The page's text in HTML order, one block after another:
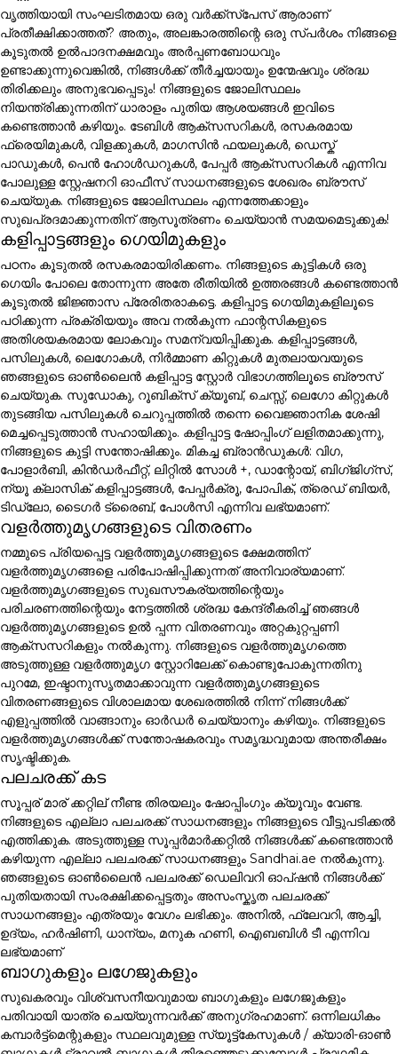
വൃത്തിയായി സംഘടിതമായ ഒരു വർക്ക്സ്പേസ് ആരാണ്
പ്രതീക്ഷിക്കാത്തത്? അതും, അലങ്കാരത്തിന്റെ ഒരു സ്പർശം നിങ്ങളെ
കൂടുതൽ ഉൽപാദനക്ഷമവും അർപ്പണബോധവും
ഉണ്ടാക്കുന്നുവെങ്കിൽ, നിങ്ങൾക്ക് തീർച്ചയായും ഉന്മേഷവും ശ്രദ്ധ
തിരിക്കലും അനുഭവപ്പെടും! നിങ്ങളുടെ ജോലിസ്ഥലം
നിയന്ത്രിക്കുന്നതിന് ധാരാളം പുതിയ ആശയങ്ങൾ ഇവിടെ
കണ്ടെത്താൻ കഴിയും. ടേബിൾ ആക്സസറികൾ, രസകരമായ
ഫ്രെയിമുകൾ, വിളക്കുകൾ, മാഗസിൻ ഫയലുകൾ, ഡെസ്ക്
പാഡുകൾ, പെൻ ഹോൾഡറുകൾ, പേപ്പർ ആക്സസറികൾ എന്നിവ
പോലുള്ള സ്റ്റേഷനറി ഓഫീസ് സാധനങ്ങളുടെ ശേഖരം ബ്രൗസ്
ചെയ്യുക. നിങ്ങളുടെ ജോലിസ്ഥലം എന്നത്തേക്കാളും
സുഖപ്രദമാക്കുന്നതിന് ആസൂത്രണം ചെയ്യാൻ സമയമെടുക്കുക!
കളിപ്പാട്ടങ്ങളും ഗെയിമുകളും
പഠനം കൂടുതൽ രസകരമായിരിക്കണം. നിങ്ങളുടെ കുട്ടികൾ ഒരു
ഗെയിം പോലെ തോന്നുന്ന അതേ രീതിയിൽ ഉത്തരങ്ങൾ കണ്ടെത്താൻ
കൂടുതൽ ജിജ്ഞാസ പ്രേരിതരാകട്ടെ. കളിപ്പാട്ട ഗെയിമുകളിലൂടെ
പഠിക്കുന്ന പ്രക്രിയയും അവ നൽകുന്ന ഫാന്റസികളുടെ
അതിശയകരമായ ലോകവും സമന്വയിപ്പിക്കുക. കളിപ്പാട്ടങ്ങൾ,
പസിലുകൾ, ലെഗോകൾ, നിർമ്മാണ കിറ്റുകൾ മുതലായവയുടെ
ഞങ്ങളുടെ ഓൺലൈൻ കളിപ്പാട്ട സ്റ്റോർ വിഭാഗത്തിലൂടെ ബ്രൗസ്
ചെയ്യുക. സുഡോകു, റൂബിക്സ് ക്യൂബ്, ചെസ്സ്, ലെഗോ കിറ്റുകൾ
തുടങ്ങിയ പസിലുകൾ ചെറുപ്പത്തിൽ തന്നെ വൈജ്ഞാനിക ശേഷി
മെച്ചപ്പെടുത്താൻ സഹായിക്കും. കളിപ്പാട്ട ഷോപ്പിംഗ് ലളിതമാക്കുന്നു,
നിങ്ങളുടെ കുട്ടി സന്തോഷിക്കും. മികച്ച ബ്രാൻഡുകൾ: വിഗ,
പോളാർബി, കിൻഡർഫീറ്റ്, ലിറ്റിൽ സോൾ +, ഡാന്റോയ്, ബിഗ്ജിഗ്സ്,
ന്യൂ ക്ലാസിക് കളിപ്പാട്ടങ്ങൾ, പേപ്പർക്രൂ, പോപിക്, ത്രെഡ് ബിയർ,
ടിഡ്ലോ, ടൈഗർ ട്രൈബ്, പോൾസി എന്നിവ ലഭ്യമാണ്.
വളർത്തുമൃഗങ്ങളുടെ വിതരണം
നമ്മുടെ പ്രിയപ്പെട്ട വളർത്തുമൃഗങ്ങളുടെ ക്ഷേമത്തിന്
വളർത്തുമൃഗങ്ങളെ പരിപോഷിപ്പിക്കുന്നത് അനിവാര്യമാണ്.
വളർത്തുമൃഗങ്ങളുടെ സുഖസൗകര്യത്തിന്റെയും
പരിചരണത്തിന്റെയും നേട്ടത്തിൽ ശ്രദ്ധ കേന്ദ്രീകരിച്ച് ഞങ്ങൾ
വളർത്തുമൃഗങ്ങളുടെ ഉൽ പ്പന്ന വിതരണവും അറ്റകുറ്റപ്പണി
ആക്സസറികളും നൽകുന്നു. നിങ്ങളുടെ വളർത്തുമൃഗത്തെ
അടുത്തുള്ള വളർത്തുമൃഗ സ്റ്റോറിലേക്ക് കൊണ്ടുപോകുന്നതിനു
പുറമേ, ഇഷ്ടാനുസൃതമാക്കാവുന്ന വളർത്തുമൃഗങ്ങളുടെ
വിതരണങ്ങളുടെ വിശാലമായ ശേഖരത്തിൽ നിന്ന് നിങ്ങൾക്ക്
എളുപ്പത്തിൽ വാങ്ങാനും ഓർഡർ ചെയ്യാനും കഴിയും. നിങ്ങളുടെ
വളർത്തുമൃഗങ്ങൾക്ക് സന്തോഷകരവും സമൃദ്ധവുമായ അന്തരീക്ഷം
സൃഷ്ടിക്കുക.
പലചരക്ക് കട
സൂപ്പര് മാര് ക്കറ്റില് നീണ്ട തിരയലും ഷോപ്പിംഗും ക്യൂവും വേണ്ട.
നിങ്ങളുടെ എല്ലാ പലചരക്ക് സാധനങ്ങളും നിങ്ങളുടെ വീട്ടുപടിക്കൽ
എത്തിക്കുക. അടുത്തുള്ള സൂപ്പർമാർക്കറ്റിൽ നിങ്ങൾക്ക് കണ്ടെത്താൻ
കഴിയുന്ന എല്ലാ പലചരക്ക് സാധനങ്ങളും Sandhai.ae നൽകുന്നു.
ഞങ്ങളുടെ ഓൺലൈൻ പലചരക്ക് ഡെലിവറി ഓപ്ഷൻ നിങ്ങൾക്ക്
പുതിയതായി സംരക്ഷിക്കപ്പെട്ടതും അസംസ്കൃത പലചരക്ക്
സാധനങ്ങളും എത്രയും വേഗം ലഭിക്കും. അനിൽ, ഫ്ലേവറി, ആച്ചി,
ഉദ്യം, ഹർഷിണി, ധാന്യം, മനുക ഹണി, ഐബബിൾ ടീ എന്നിവ
ലഭ്യമാണ്
ബാഗുകളും ലഗേജുകളും
സുഖകരവും വിശ്വസനീയവുമായ ബാഗുകളും ലഗേജുകളും
പതിവായി യാത്ര ചെയ്യുന്നവർക്ക് അനുഗ്രഹമാണ്. ഒന്നിലധികം
കമ്പാർട്ട്മെന്റുകളും സ്ഥലവുമുള്ള സ്യൂട്ട്കേസുകൾ / ക്യാരി-ഓൺ